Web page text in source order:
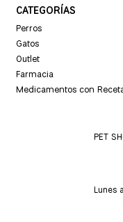
CATEGORÍAS
Perros
Gatos
Outlet
Farmacia
Medicamentos con
PET
Lunes